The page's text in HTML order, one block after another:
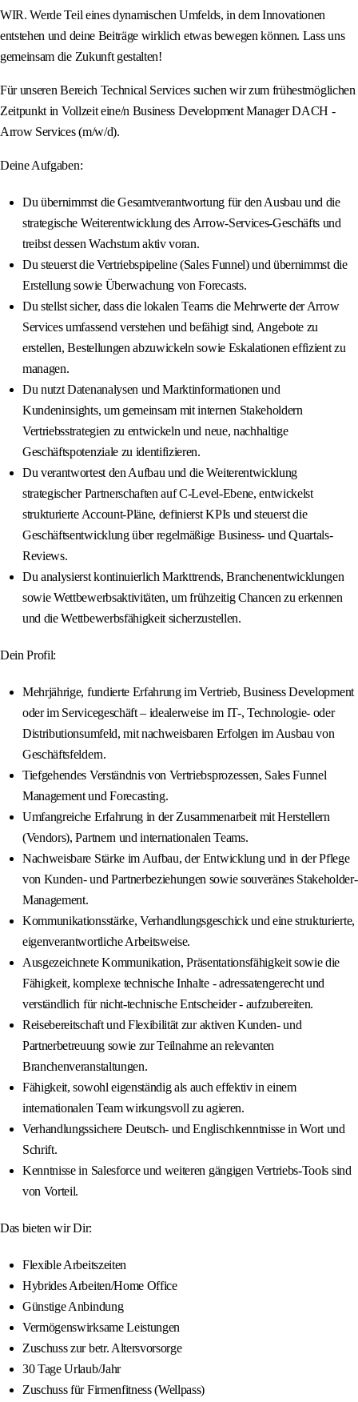
WIR. Werde Teil eines dynamischen Umfelds, in dem Innovationen
entstehen und deine Beiträge wirklich etwas bewegen können. Lass uns
gemeinsam die Zukunft gestalten!
Für unseren Bereich Technical Services suchen wir zum frühestmöglichen
Zeitpunkt in Vollzeit eine/n Business Development Manager DACH -
Arrow Services (m/w/d).
Deine Aufgaben:
Du übernimmst die Gesamtverantwortung für den Ausbau und die
strategische Weiterentwicklung des Arrow-Services-Geschäfts und
treibst dessen Wachstum aktiv voran.
Du steuerst die Vertriebspipeline (Sales Funnel) und übernimmst die
Erstellung sowie Überwachung von Forecasts.
Du stellst sicher, dass die lokalen Teams die Mehrwerte der Arrow
Services umfassend verstehen und befähigt sind, Angebote zu
erstellen, Bestellungen abzuwickeln sowie Eskalationen effizient zu
managen.
Du nutzt Datenanalysen und Marktinformationen und
Kundeninsights, um gemeinsam mit internen Stakeholdern
Vertriebsstrategien zu entwickeln und neue, nachhaltige
Geschäftspotenziale zu identifizieren.
Du verantwortest den Aufbau und die Weiterentwicklung
strategischer Partnerschaften auf C-Level-Ebene, entwickelst
strukturierte Account-Pläne, definierst KPIs und steuerst die
Geschäftsentwicklung über regelmäßige Business- und Quartals-
Reviews.
Du analysierst kontinuierlich Markttrends, Branchenentwicklungen
sowie Wettbewerbsaktivitäten, um frühzeitig Chancen zu erkennen
und die Wettbewerbsfähigkeit sicherzustellen.
Dein Profil:
Mehrjährige, fundierte Erfahrung im Vertrieb, Business Development
oder im Servicegeschäft – idealerweise im IT-, Technologie- oder
Distributionsumfeld, mit nachweisbaren Erfolgen im Ausbau von
Geschäftsfeldern.
Tiefgehendes Verständnis von Vertriebsprozessen, Sales Funnel
Management und Forecasting.
Umfangreiche Erfahrung in der Zusammenarbeit mit Herstellern
(Vendors), Partnern und internationalen Teams.
Nachweisbare Stärke im Aufbau, der Entwicklung und in der Pflege
von Kunden- und Partnerbeziehungen sowie souveränes Stakeholder-
Management.
Kommunikationsstärke, Verhandlungsgeschick und eine strukturierte,
eigenverantwortliche Arbeitsweise.
Ausgezeichnete Kommunikation, Präsentationsfähigkeit sowie die
Fähigkeit, komplexe technische Inhalte - adressatengerecht und
verständlich für nicht-technische Entscheider - aufzubereiten.
Reisebereitschaft und Flexibilität zur aktiven Kunden- und
Partnerbetreuung sowie zur Teilnahme an relevanten
Branchenveranstaltungen.
Fähigkeit, sowohl eigenständig als auch effektiv in einem
internationalen Team wirkungsvoll zu agieren.
Verhandlungssichere Deutsch- und Englischkenntnisse in Wort und
Schrift.
Kenntnisse in Salesforce und weiteren gängigen Vertriebs-Tools sind
von Vorteil.
Das bieten wir Dir:
Flexible Arbeitszeiten
Hybrides Arbeiten/Home Office
Günstige Anbindung
Vermögenswirksame Leistungen
Zuschuss zur betr. Altersvorsorge
30 Tage Urlaub/Jahr
Zuschuss für Firmenfitness (Wellpass)